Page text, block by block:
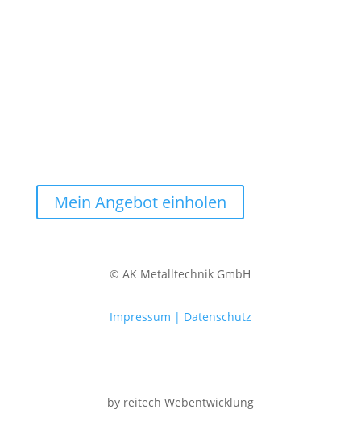
Mein Angebot einholen
© AK Metalltechnik GmbH
Impressum | Datenschutz
by reitech Webentwicklung